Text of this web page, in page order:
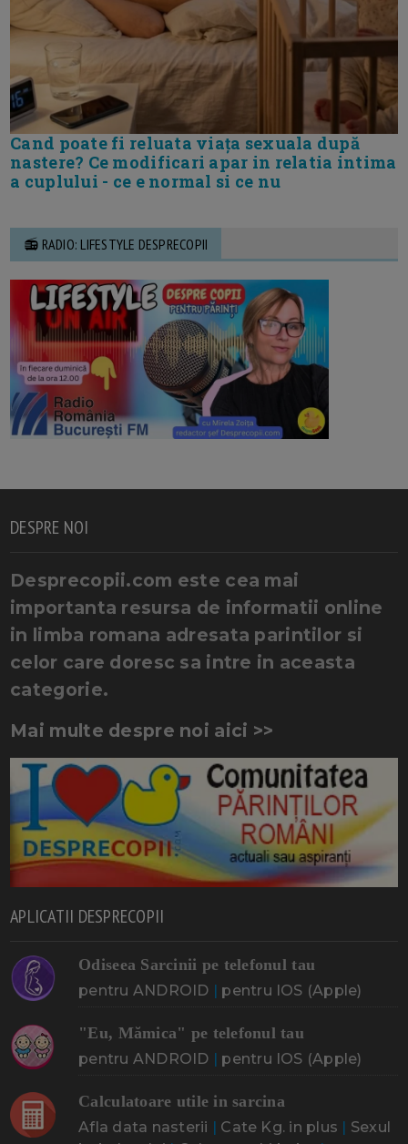
Cand poate fi reluata viața sexuala după
nastere? Ce modificari apar in relatia intima
a cuplului - ce e normal si ce nu
📻 RADIO: LIFESTYLE DESPRECOPII
DESPRE NOI
Desprecopii.com este cea mai
importanta resursa de informatii online
in limba romana adresata parintilor si
celor care doresc sa intre in aceasta
categorie.
Mai multe despre noi aici >>
APLICATII DESPRECOPII
Odiseea Sarcinii pe telefonul tau
pentru ANDROID | pentru IOS (Apple)
"Eu, Mămica" pe telefonul tau
pentru ANDROID | pentru IOS (Apple)
Calculatoare utile in sarcina
Afla data nasterii | Cate Kg. in plus | Sexul